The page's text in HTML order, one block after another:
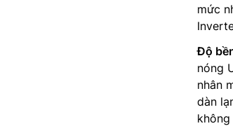
mức
Độ
nóng
nhân
dàn